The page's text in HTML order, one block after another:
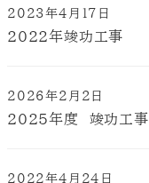
2022年竣功工事
2023年4月17日
2025年度 竣功工事
2026年2月2日
2022年4月24日